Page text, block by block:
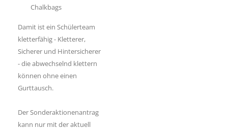
Chalkbags
Damit ist ein Schülerteam
kletterfähig - Kletterer,
Sicherer und Hintersicherer
- die abwechselnd klettern
können ohne einen
Gurttausch.
Der Sonderaktionenantrag
kann nur mit der aktuell